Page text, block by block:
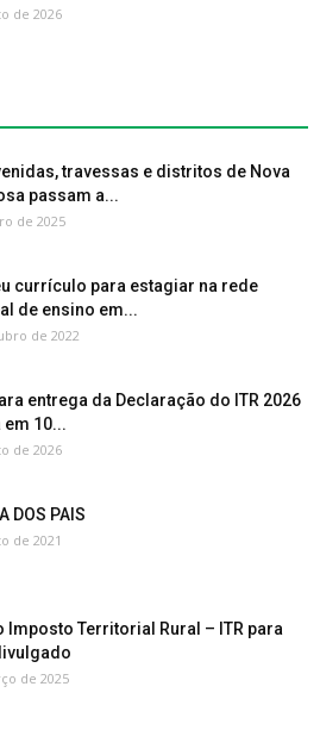
de 2026
travessas e distritos de Nova
passam a...
de 2025
currículo para estagiar na rede
de ensino em...
de 2022
entrega da Declaração do ITR 2026
10...
de 2026
DOS PAIS
de 2021
Imposto Territorial Rural – ITR para
de 2025